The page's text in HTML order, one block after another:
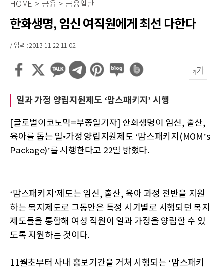
HOME > 금융 > 금융일반
한화생명, 임신 여직원에게 최선 다한다
/ 입력 : 2013-11-22 11:02
일과 가정 양립지원제도 ‘맘스패키지’ 시행
[글로벌이코노믹=부종일기자] 한화생명이 임신, 출산,
육아를 돕는 일•가정 양립지원제도 ‘맘스패키지(MOM’s
Package)’를 시행한다고 22일 밝혔다.
‘맘스패키지’제도는 임신, 출산, 육아 과정 전반을 지원
하는 복지제도로 그동안은 특정 시기별로 시행되던 복지
제도들을 통합해 여성 직원이 일과 가정을 양립할 수 있
도록 지원하는 것이다.
11월초부터 사내 홍보기간을 거쳐 시행되는 ‘맘스패키